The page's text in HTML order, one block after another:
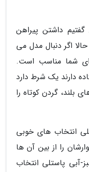
داشتن پیراهن
اگر دنبال مدل می
شما مناسب است.
دارند یک شرط دارد
بلند، گردن کوتاه را
انتخاب های خوبی
را از بین آن ها
آبی پاستلی انتخاب